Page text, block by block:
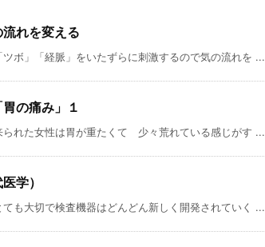
流れを変える
ボ」「経脈」をいたずらに刺激するので気の流れを ...
の痛み」１
れた女性は胃が重たくて 少々荒れている感じがす ...
学）
も大切で検査機器はどんどん新しく開発されていく ...